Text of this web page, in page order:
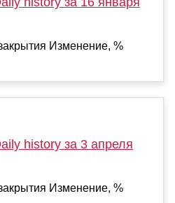
Изменение, %
history за 3 апреля
Изменение, %